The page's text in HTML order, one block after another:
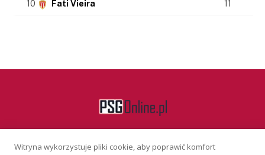
10 Fati Vieira 11
Facebook
Witryna wykorzystuje pliki cookie, aby poprawić komfort